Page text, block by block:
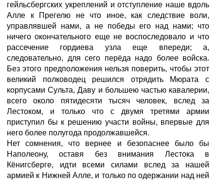
гейльсбергских укреплений и отступление наше вдоль
Алле к Прегелю не что иное, как следствие воли,
управлявшей нами, а не победы его над нами; что
ничего окончательного еще не воспоследовало и что
рассечение гордиева узла еще впереди; а,
следовательно, для сего перёда надо более войска.
Без этого предположения нельзя поверить, чтобы этот
великий полководец решился отрядить Мюрата с
корпусами Сульта, Даву и большею частью кавалерии,
всего около пятидесяти тысяч человек, вслед за
Лестоком, и только что с двумя третями армии
приступил бы к решению участи войны, впервые для
него более полугода продолжавшейся.
Нет сомнения, что вернее и безопаснее было бы
Наполеону, оставя без внимания Лестока в
Кёнигсберге, идти всеми силами вслед за нашей
армией к Нижней Алле, и только по одержании над ней